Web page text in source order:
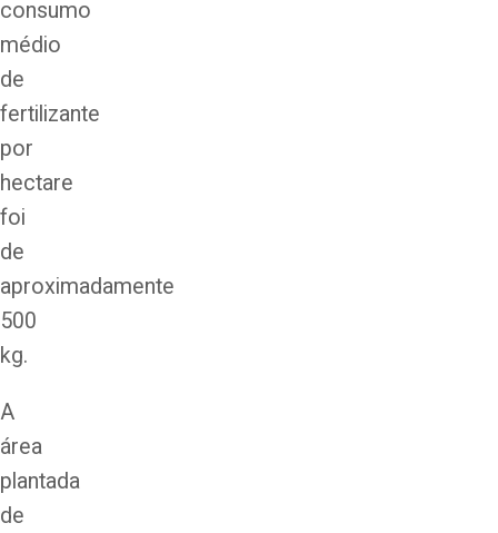
consumo
médio
de
fertilizante
por
hectare
foi
de
aproximadamente
500
kg.
A
área
plantada
de